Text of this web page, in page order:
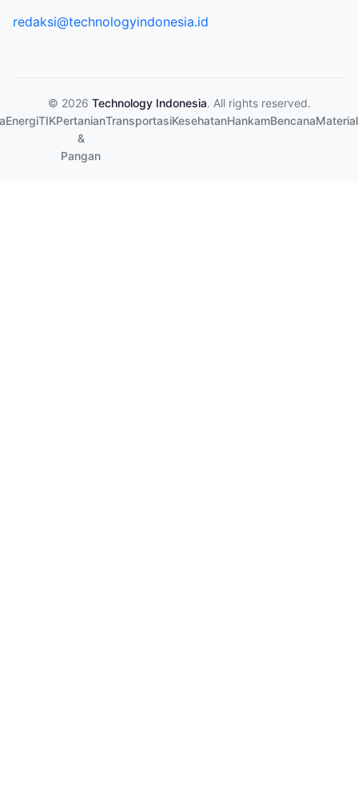
redaksi@technologyindonesia.id
© 2026 Technology Indonesia. All rights reserved.
EnergiTIKPertanian
&
Pangan
TransportasiKesehatanHankamBencanaMaterial